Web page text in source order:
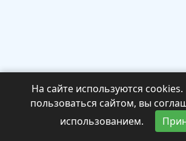
На сайте используются
пользоваться сайтом, вы
использованием.